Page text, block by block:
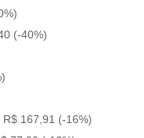
(-40%)
167,91 (-16%)